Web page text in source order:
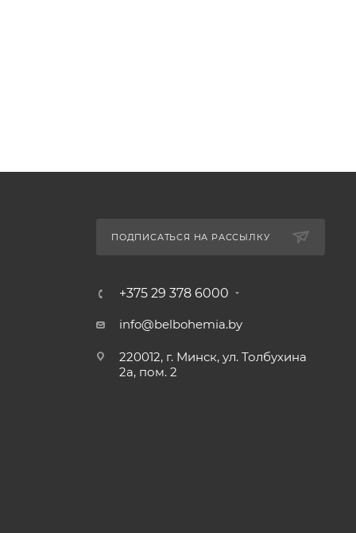
ПОДПИСАТЬСЯ НА РАССЫЛКУ
+375 29 378 6000
info@belbohemia.by
220012, г. Минск, ул. Толбухина
2а, пом. 2